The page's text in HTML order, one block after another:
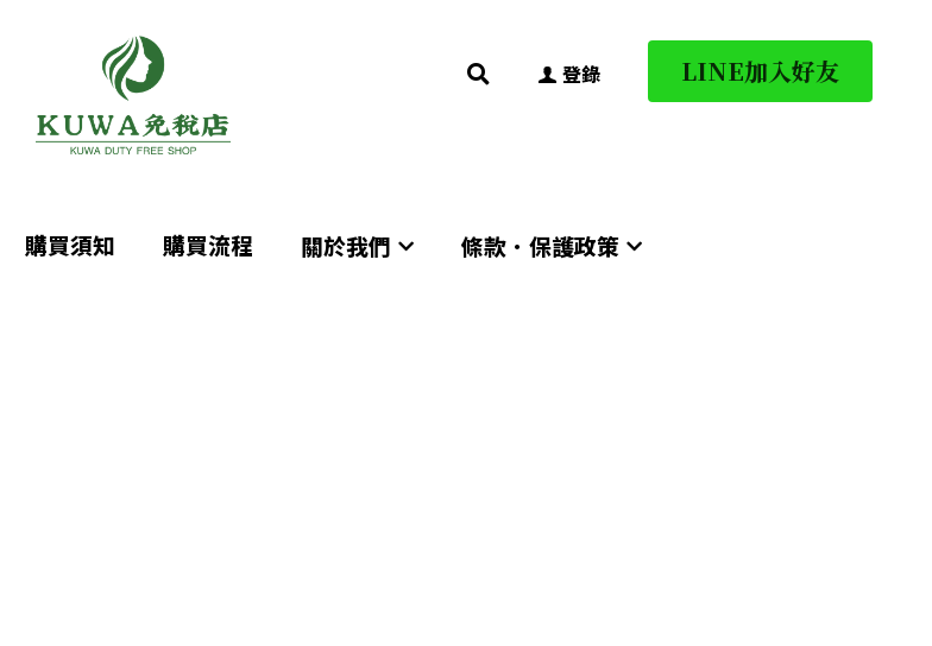
購買須知 購買流程 關於我們 條款．保護政策
0 登錄 LINE加入好友
購買須知 購買流程 關於我們 條款．保護政策
0 登錄 LINE加入好友